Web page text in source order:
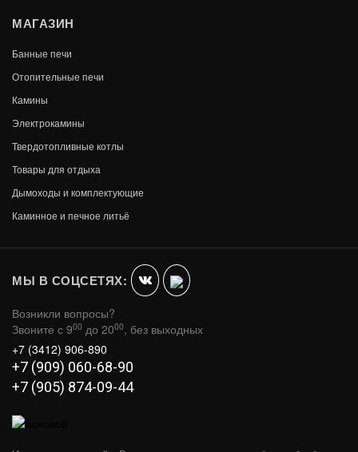
4 310
МАГАЗИН
Банные печи
Отопительные печи
Камины
Электрокамины
Твердотопливные котлы
Товары для отдыха
Дымоходы и комплектующие
Каминное и печное литьё
МЫ В СОЦСЕТЯХ:
Возникли вопросы?
Звоните с 900 до 2000, без выходных
+7 (3412) 906-890
+7 (909) 060-68-90
+7 (905) 874-09-44